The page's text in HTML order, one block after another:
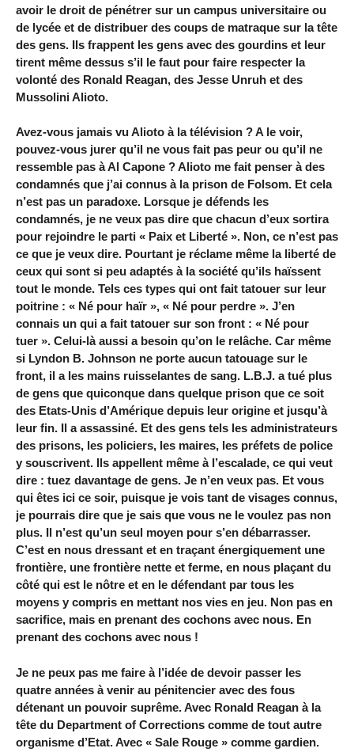
avoir le droit de pénétrer sur un campus universitaire ou
de lycée et de distribuer des coups de matraque sur la tête
des gens. Ils frappent les gens avec des gourdins et leur
tirent même dessus s’il le faut pour faire respecter la
volonté des Ronald Reagan, des Jesse Unruh et des
Mussolini Alioto.
Avez-vous jamais vu Alioto à la télévision ? A le voir,
pouvez-vous jurer qu’il ne vous fait pas peur ou qu’il ne
ressemble pas à Al Capone ? Alioto me fait penser à des
condamnés que j’ai connus à la prison de Folsom. Et cela
n’est pas un paradoxe. Lorsque je défends les
condamnés, je ne veux pas dire que chacun d’eux sortira
pour rejoindre le parti « Paix et Liberté ». Non, ce n’est pas
ce que je veux dire. Pourtant je réclame même la liberté de
ceux qui sont si peu adaptés à la société qu’ils haïssent
tout le monde. Tels ces types qui ont fait tatouer sur leur
poitrine : « Né pour haïr », « Né pour perdre ». J’en
connais un qui a fait tatouer sur son front : « Né pour
tuer ». Celui-là aussi a besoin qu’on le relâche. Car même
si Lyndon B. Johnson ne porte aucun tatouage sur le
front, il a les mains ruisselantes de sang. L.B.J. a tué plus
de gens que quiconque dans quelque prison que ce soit
des Etats-Unis d’Amérique depuis leur origine et jusqu’à
leur fin. Il a assassiné. Et des gens tels les administrateurs
des prisons, les policiers, les maires, les préfets de police
y souscrivent. Ils appellent même à l’escalade, ce qui veut
dire : tuez davantage de gens. Je n’en veux pas. Et vous
qui êtes ici ce soir, puisque je vois tant de visages connus,
je pourrais dire que je sais que vous ne le voulez pas non
plus. Il n’est qu’un seul moyen pour s’en débarrasser.
C’est en nous dressant et en traçant énergiquement une
frontière, une frontière nette et ferme, en nous plaçant du
côté qui est le nôtre et en le défendant par tous les
moyens y compris en mettant nos vies en jeu. Non pas en
sacrifice, mais en prenant des cochons avec nous. En
prenant des cochons avec nous !
Je ne peux pas me faire à l’idée de devoir passer les
quatre années à venir au pénitencier avec des fous
détenant un pouvoir suprême. Avec Ronald Reagan à la
tête du Department of Corrections comme de tout autre
organisme d’Etat. Avec « Sale Rouge » comme gardien.